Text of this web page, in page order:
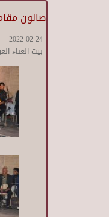
صالون
2022-02-24
بيت الغناء